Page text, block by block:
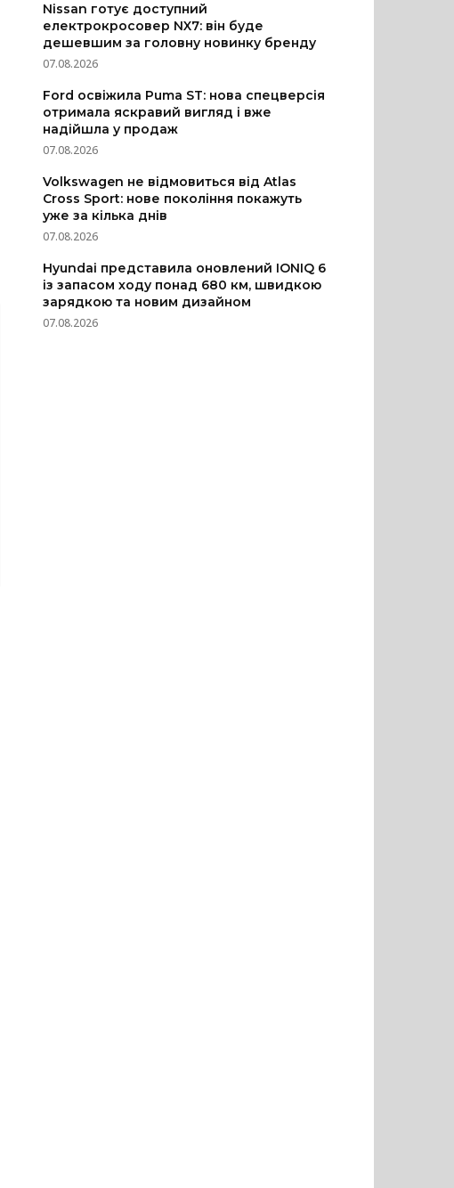
Nissan готує доступний
електрокросовер NX7: він буде
дешевшим за головну новинку бренду
07.08.2026
Ford освіжила Puma ST: нова спецверсія
отримала яскравий вигляд і вже
надійшла у продаж
07.08.2026
Volkswagen не відмовиться від Atlas
Cross Sport: нове покоління покажуть
уже за кілька днів
07.08.2026
Hyundai представила оновлений IONIQ 6
із запасом ходу понад 680 км, швидкою
зарядкою та новим дизайном
07.08.2026